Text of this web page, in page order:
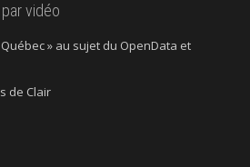
vidéo
» au sujet du OpenData et
de Clair